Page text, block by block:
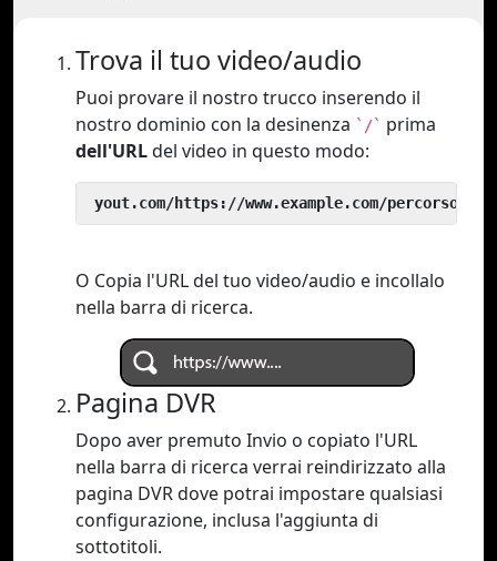
Trova il tuo video/audio
Puoi provare il nostro trucco inserendo il
nostro dominio con la desinenza `/` prima
dell'URLdel video in questo modo:
yout.com/https://www.example.com/percorso/
O Copia l'URL del tuo video/audio e incollalo
nella barra di ricerca.
Pagina DVR
Dopo aver premuto Invio o copiato l'URL
nella barra di ricerca verrai reindirizzato alla
pagina DVR dove potrai impostare qualsiasi
configurazione, inclusa l'aggiunta di
sottotitoli.